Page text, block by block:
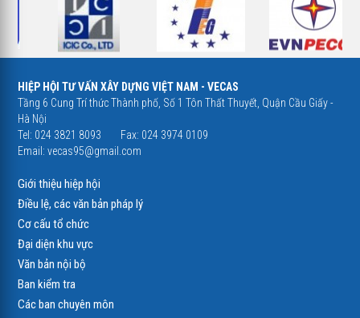
HIỆP HỘI TƯ VẤN XÂY DỰNG VIỆT NAM - VECAS
Tầng 6 Cung Trí thức Thành phố, Số 1 Tôn Thất Thuyết, Quận Cầu Giấy -
Hà Nội
Tel: 024 3821 8093
Fax: 024 3974 0109
Email:vecas95@gmail.com
Giới thiệu hiệp hội
Điều lệ, các văn bản pháp lý
Cơ cấu tổ chức
Đại diện khu vực
Văn bản nội bộ
Ban kiểm tra
Các ban chuyên môn